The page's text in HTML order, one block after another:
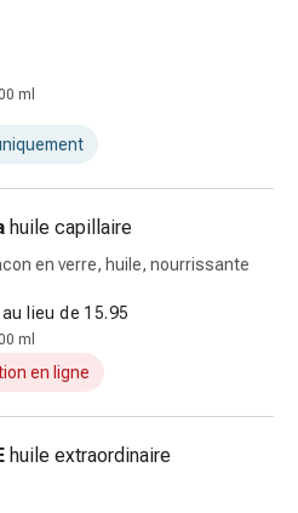
ml
huile capillaire
en verre, huile, nourrissante
au lieu de 15.95
ml
en ligne
huile extraordinaire